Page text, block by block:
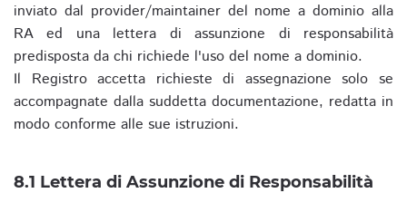
inviato dal provider/maintainer del nome a dominio alla
RA ed una lettera di assunzione di responsabilità
predisposta da chi richiede l'uso del nome a dominio.
Il Registro accetta richieste di assegnazione solo se
accompagnate dalla suddetta documentazione, redatta in
modo conforme alle sue istruzioni.
8.1 Lettera di Assunzione di Responsabilità